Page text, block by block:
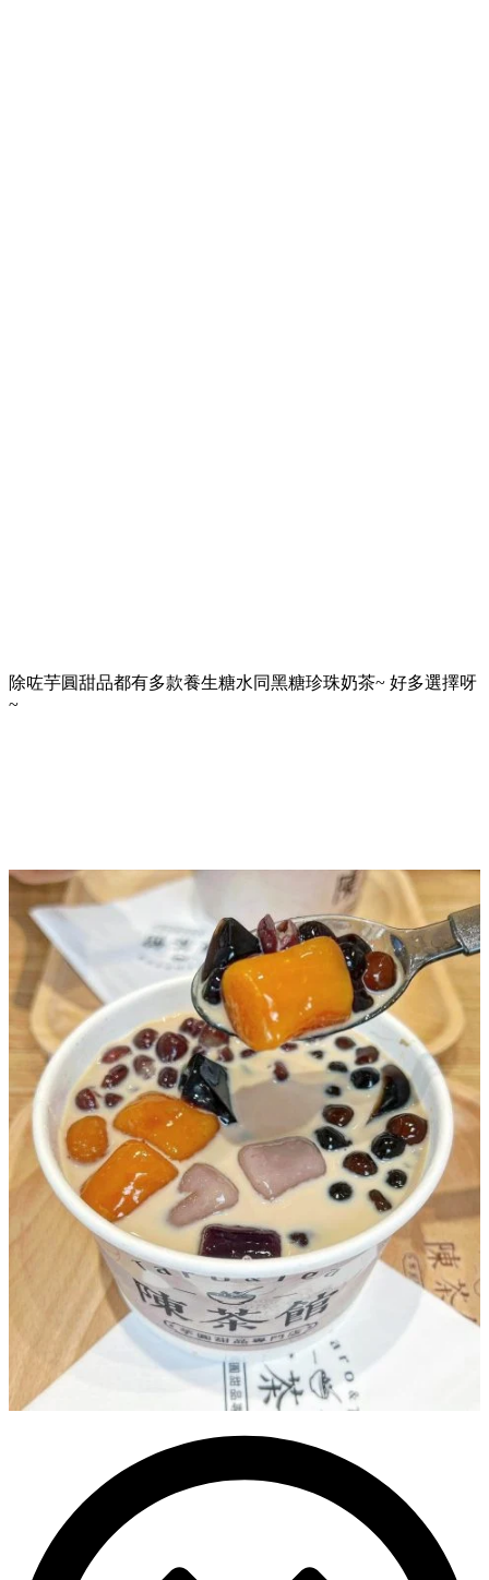
除咗芋圓甜品都有多款養生糖水同黑糖珍珠奶茶~ 好多選擇呀
~